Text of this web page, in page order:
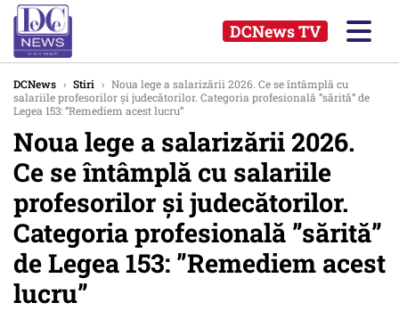
DCNews TV
DCNews › Stiri › Noua lege a salarizării 2026. Ce se întâmplă cu
salariile profesorilor și judecătorilor. Categoria profesională ”sărită” de
Legea 153: ”Remediem acest lucru”
Noua lege a salarizării 2026.
Ce se întâmplă cu salariile
profesorilor și judecătorilor.
Categoria profesională ”sărită”
de Legea 153: ”Remediem acest
lucru”